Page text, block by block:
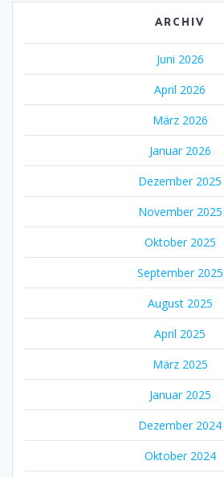
ARCHIV
Juni 2026
April 2026
März 2026
Januar 2026
Dezember 2025
November 2025
Oktober 2025
September 2025
August 2025
April 2025
März 2025
Januar 2025
Dezember 2024
Oktober 2024